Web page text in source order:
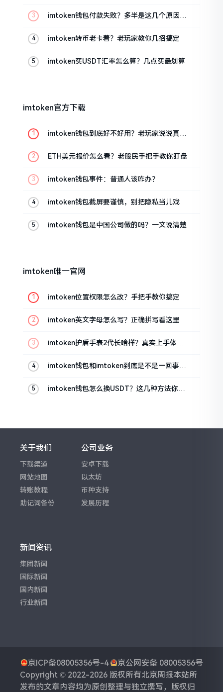
imtoken钱包付款失败？多半是这几个原因闹
imtoken转币老卡着？老玩家教你几招搞定
imtoken买USDT汇率怎么算？几点买最划算
imtoken官方下载
imtoken钱包到底好不好用？老玩家说说真实
ETH美元报价怎么看？老股民手把手教你盯盘
imtoken钱包事件：普通人该咋办？
imtoken钱包截屏要谨慎，别把隐私当儿戏
imtoken钱包是中国公司做的吗？一文说清楚
imtoken唯一官网
imtoken位置权限怎么改？手把手教你搞定
imtoken英文字母怎么写？正确拼写看这里
imtoken护盾手表2代长啥样？真实上手体验
imtoken钱包和imtoken到底是不是一回事？
imtoken钱包怎么换USDT？这几种方法你得
关于我们
下载渠道
网站地图
转账教程
助记词备份
公司业务
安卓下载
以太坊
币种支持
发展历程
新闻资讯
集团新闻
国际新闻
国内新闻
行业新闻
京ICP备08005356号-4
京公网安备 08005356号
Copyright © 2022-2026 版权所有北京周报本站所
发布的文章内容均为原创整理与独立撰写，版权归